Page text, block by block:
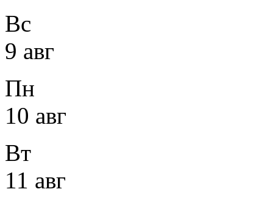
Вс
9 авг
Пн
10 авг
Вт
11 авг